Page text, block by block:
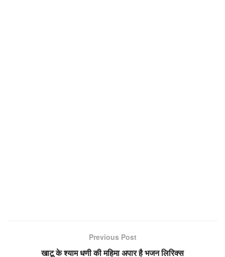
Previous Post
खाटू के श्याम धणी की महिमा अपार है भजन लिरिक्स